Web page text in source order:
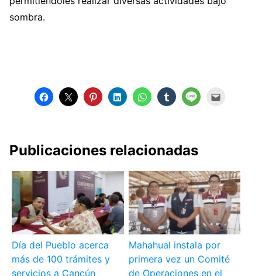
sombra.
Publicaciones relacionadas
Día del Pueblo acerca
más de 100 trámites y
servicios a Cancún
Mahahual instala por
primera vez un Comité
de Operaciones en el